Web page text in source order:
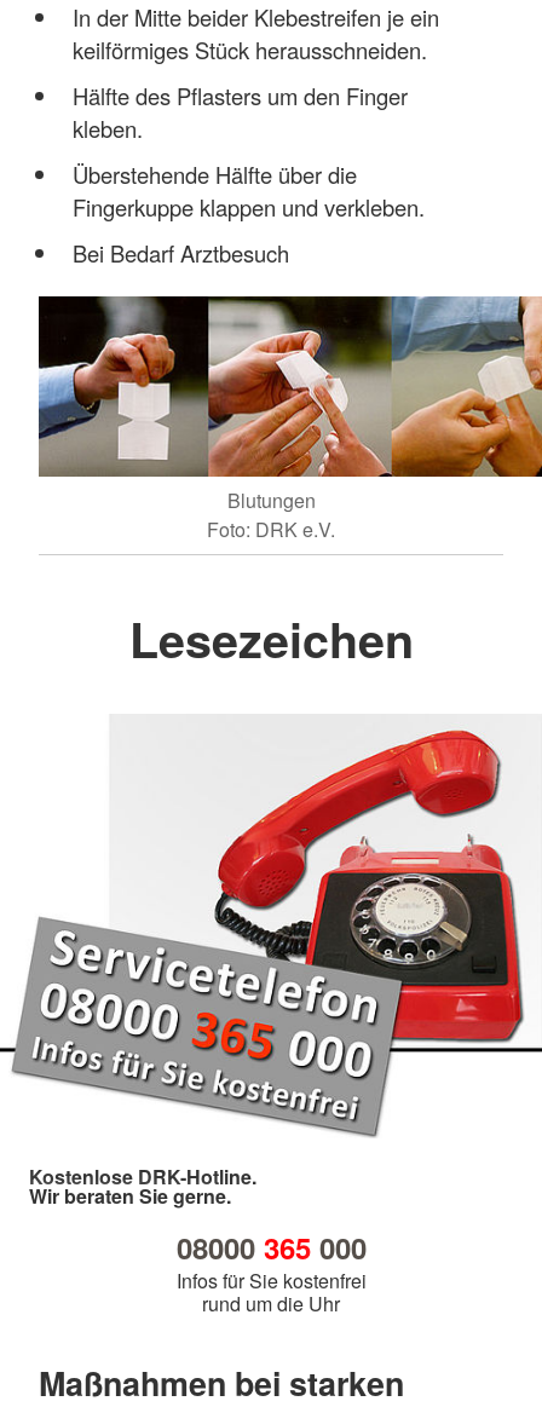
Blutungen
Foto: DRK e.V.
In der Mitte beider Klebestreifen je ein
keilförmiges Stück herausschneiden.
Hälfte des Pflasters um den Finger
kleben.
Überstehende Hälfte über die
Fingerkuppe klappen und verkleben.
Bei Bedarf Arztbesuch
Lesezeichen
Kostenlose DRK-Hotline.
Wir beraten Sie gerne.
08000 365000
Infos für Sie kostenfrei
rund um die Uhr
Maßnahmen bei starken